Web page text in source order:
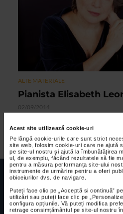
Acest site utilizează cookie-uri
Pe lângă cookie-urile care sunt strict
site web, folosim cookie-uri care ne ajută
pe site-ul nostru și ajută la îmbunătățirea
ul, de exemplu, făcând rezultatele să fie
pentru a măsura performanța site-ului
instrumente de urmărire pentru a oferi
obiceiurilor dvs. de navigare.
Puteți face clic pe „Acceptă si continuă”
utilizări sau puteți face clic pe
configura opțiunile. Vă puteți modifica
retrage consimțământul pe site-ul nostru
ALTE MATERIALE
Pianista Elisabeth
02/09/2014
Concursul si Festivalul Enescu -
pianista.
FUNDATIA FILDAS ARTNr inreg